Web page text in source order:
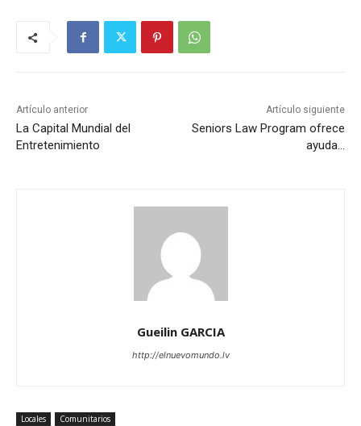
Artículo anterior
La Capital Mundial del
Entretenimiento
Artículo siguiente
Seniors Law Program ofrece
ayuda…
Gueilin GARCIA
http://elnuevomundo.lv
Locales Comunitarios